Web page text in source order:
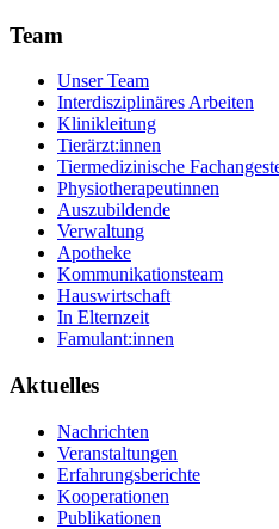
Team
Unser Team
Interdisziplinäres Arbeiten
Klinikleitung
Tierärzt:innen
Tiermedizinische
Physiotherapeutinnen
Auszubildende
Verwaltung
Apotheke
Kommunikationsteam
Hauswirtschaft
In Elternzeit
Famulant:innen
Aktuelles
Nachrichten
Veranstaltungen
Erfahrungsberichte
Kooperationen
Publikationen